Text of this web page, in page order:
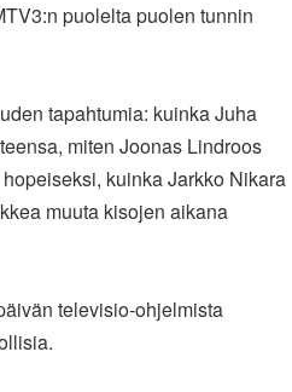
puolelta puolen tunnin
tapahtumia: kuinka Juha
miten Joonas Lindroos
kuinka Jarkko Nikara
muuta kisojen aikana
televisio-ohjelmista